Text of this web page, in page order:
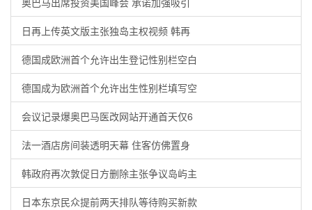
日再上传英文版主张独岛主权视频 韩再
德国成欧洲首个允许出生登记性别栏空白
德国成为欧洲首个允许出生性别栏填写空
会议记录爆奥巴马医改网站开通首天仅6
法一酒店房间装透明天幕 住客仿佛置身
韩政府再次敦促日方删除主张争议岛屿主
日本东京民众提前两天排队等待购买新款